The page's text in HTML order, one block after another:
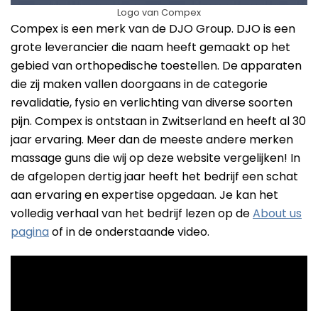
Logo van Compex
Compex is een merk van de DJO Group. DJO is een
grote leverancier die naam heeft gemaakt op het
gebied van orthopedische toestellen. De apparaten
die zij maken vallen doorgaans in de categorie
revalidatie, fysio en verlichting van diverse soorten
pijn. Compex is ontstaan in Zwitserland en heeft al 30
jaar ervaring. Meer dan de meeste andere merken
massage guns die wij op deze website vergelijken! In
de afgelopen dertig jaar heeft het bedrijf een schat
aan ervaring en expertise opgedaan. Je kan het
volledig verhaal van het bedrijf lezen op deAbout us
paginaof in de onderstaande video.